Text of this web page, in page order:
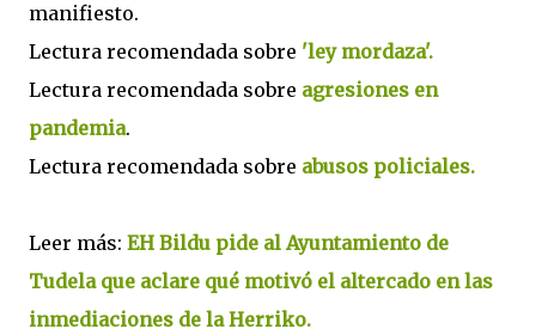
manifiesto.
Lectura recomendada sobre 'ley mordaza'.
Lectura recomendada sobre agresiones en
pandemia.
Lectura recomendada sobre abusos policiales.
Leer más: EH Bildu pide al Ayuntamiento de
Tudela que aclare qué motivó el altercado en las
inmediaciones de la Herriko.